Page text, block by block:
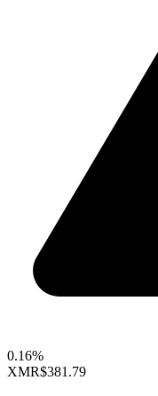
0.16%
XMR$381.79